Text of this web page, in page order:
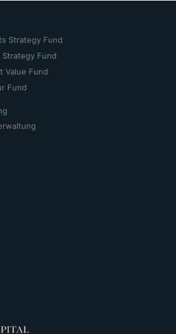
Strategy Fund
Strategy Fund
Value Fund
Fund